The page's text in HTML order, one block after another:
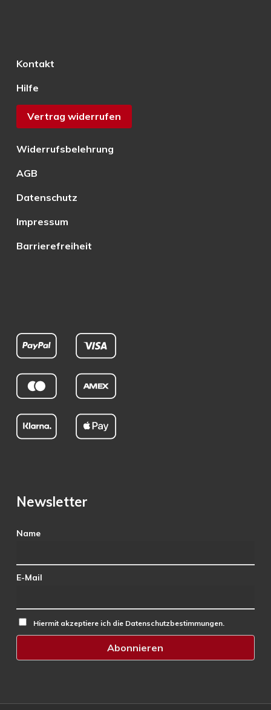
Kontakt
Hilfe
Vertrag widerrufen
Widerrufsbelehrung
AGB
Datenschutz
Impressum
Barrierefreiheit
Newsletter
Name
E-Mail
Hiermit akzeptiere ich die Datenschutzbestimmungen.